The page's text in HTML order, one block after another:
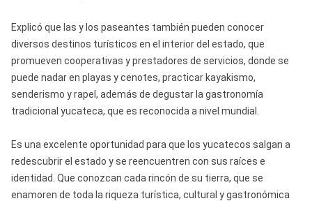
Explicó que las y los paseantes también pueden conocer
diversos destinos turísticos en el interior del estado, que
promueven cooperativas y prestadores de servicios, donde se
puede nadar en playas y cenotes, practicar kayakismo,
senderismo y rapel, además de degustar la gastronomía
tradicional yucateca, que es reconocida a nivel mundial.
Es una excelente oportunidad para que los yucatecos salgan a
redescubrir el estado y se reencuentren con sus raíces e
identidad. Que conozcan cada rincón de su tierra, que se
enamoren de toda la riqueza turística, cultural y gastronómica